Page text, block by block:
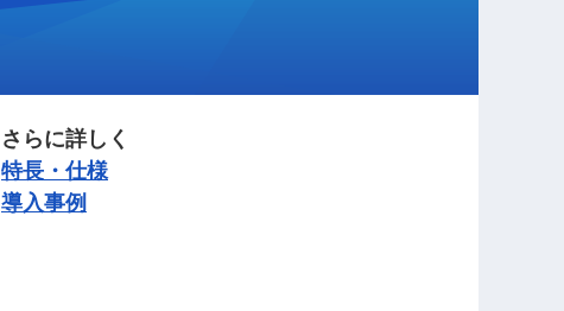
さらに詳しく
特長・仕様
導入事例